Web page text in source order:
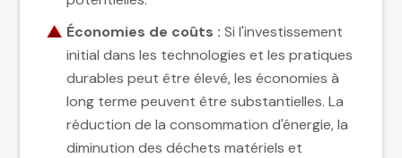
Économies de coûts : Si l'investissement
initial dans les technologies et les pratiques
durables peut être élevé, les économies à
long terme peuvent être substantielles. La
réduction de la consommation d'énergie, la
diminution des déchets matériels et